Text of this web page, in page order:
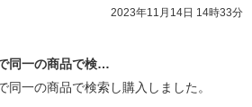
2023年11月14日 14時33分
同一の商品で検…
同一の商品で検索し購入しました。